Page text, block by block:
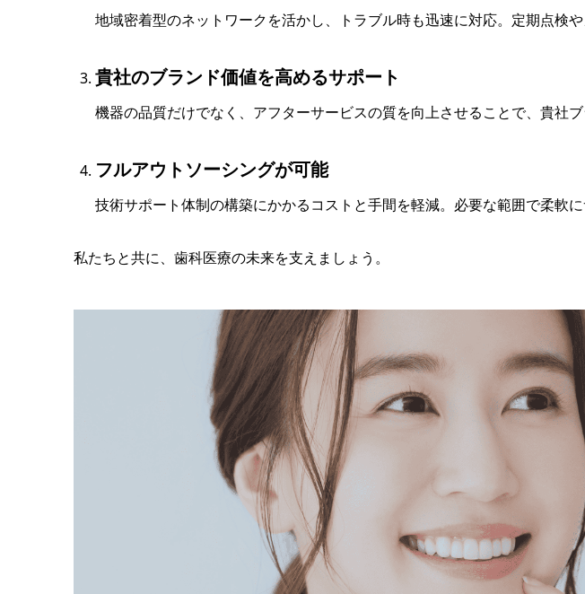
地域密着型のネットワークを活かし、トラブル時も迅速に対応。定期点検や
貴社のブランド価値を高めるサポート
機器の品質だけでなく、アフターサービスの質を向上させることで、貴社
フルアウトソーシングが可能
技術サポート体制の構築にかかるコストと手間を軽減。必要な範囲で柔軟
私たちと共に、歯科医療の未来を支えましょう。